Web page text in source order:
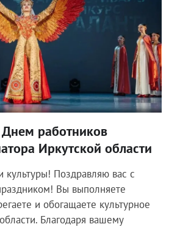
работников
Иркутской области
культуры! Поздравляю вас с
Вы выполняете
и обогащаете культурное
Благодаря вашему